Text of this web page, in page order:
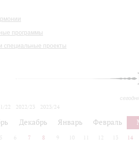
программы
специальные проекты
22 2022/23
2023/24
Декабрь Январь Февраль
5 6 7 8 9 10 12 13 14